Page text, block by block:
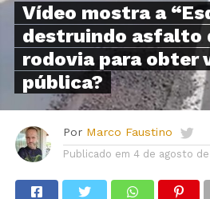
Vídeo mostra a
destruindo asfalto
rodovia para obter
pública?
Por Marco Faustino
Publicado em 4 de agosto de